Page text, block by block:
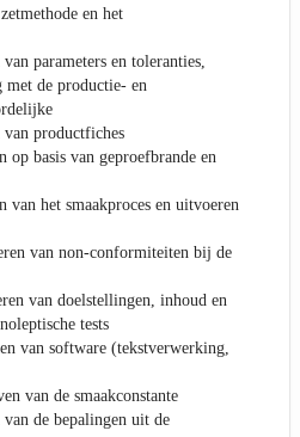
en het
parameters en toleranties,
met de productie- en
van productfiches
op basis van geproefbrande en
van het smaakproces en uitvoeren
van non-conformiteiten bij de
van doelstellingen, inhoud en
tests
van software (tekstverwerking,
van de smaakconstante
de bepalingen uit de